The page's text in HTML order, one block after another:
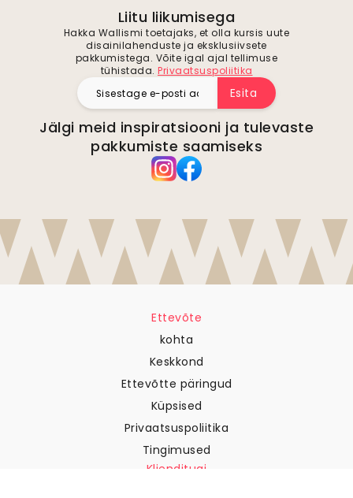
Liitu liikumisega
Hakka Wallismi toetajaks, et olla kursis uute
disainilahenduste ja eksklusiivsete
pakkumistega. Võite igal ajal tellimuse
tühistada. Privaatsuspoliitika
Esita
Jälgi meid inspiratsiooni ja tulevaste
pakkumiste saamiseks
Ettevõte
kohta
Keskkond
Ettevõtte päringud
Küpsised
Privaatsuspoliitika
Tingimused
Klienditugi